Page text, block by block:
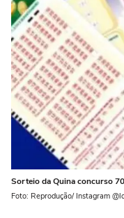
Sorteio da Quina concurso
Foto: Reprodução/ Instagram